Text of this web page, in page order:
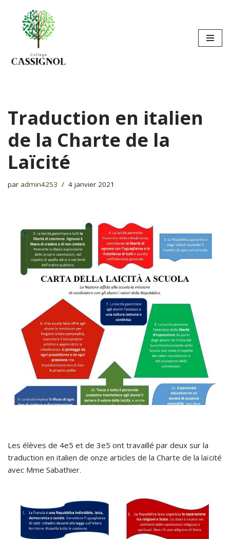
Aller
contenu
Traduction en italien
de la Charte de la
Laïcité
par admin4253 4 janvier 2021
Les élèves de 4e5 et de 3e5 ont travaillé par deux sur la
traduction en italien de onze articles de la Charte de la laïcité
avec Mme Sabathier.